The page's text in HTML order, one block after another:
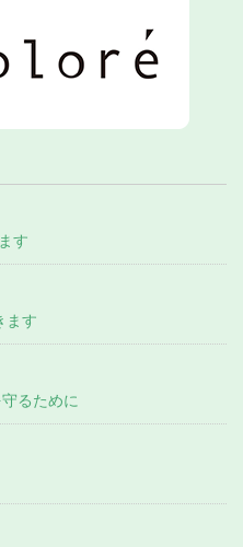
す
ます
るために